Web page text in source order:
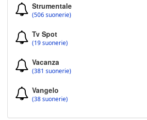
Strumentale
(506 suonerie)
Tv Spot
(19 suonerie)
Vacanza
(381 suonerie)
Vangelo
(38 suonerie)